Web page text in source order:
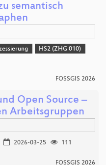
semantisch
HS2 (ZHG 010)
FOSSGIS 2026
Open Source –
Arbeitsgruppen
2026-03-25
111
FOSSGIS 2026